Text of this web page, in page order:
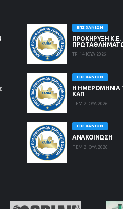
ΕΠΣ ΧΑΝΊΩΝ
ΠΡΟΚΗΡΥΞΗ Κ.Ε.
ΤΡΙ 14 ΙΟΥΛ 2026
ΕΠΣ ΧΑΝΊΩΝ
Η ΗΜΕΡΟΜΗΝΙΑ
ΚΑΠ
ΠΕΜ 2 ΙΟΥΛ 2026
ΕΠΣ ΧΑΝΊΩΝ
ΑΝΑΚΟΙΝΩΣΗ
ΠΕΜ 2 ΙΟΥΛ 2026